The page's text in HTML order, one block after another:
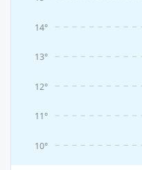
10°
11°
12°
13°
14°